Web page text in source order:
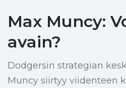
Max Muncy:
avain?
Dodgersin strategian
Muncy siirtyy viidenteen